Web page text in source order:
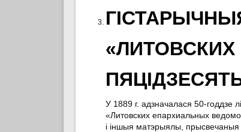
У 1889 г. адзначалася 50-годдзе
«Литовских епархиальных
і іншыя матэрыялы, прысвечаныя